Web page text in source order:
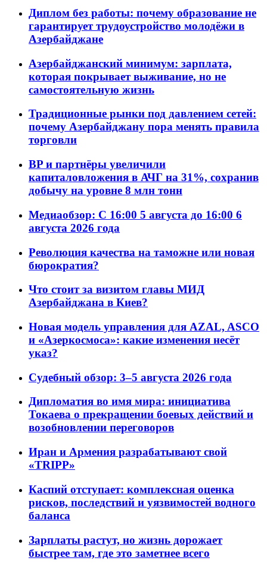
Диплом без работы: почему образование не
гарантирует трудоустройство молодёжи в
Азербайджане
Азербайджанский минимум: зарплата,
которая покрывает выживание, но не
самостоятельную жизнь
Традиционные рынки под давлением сетей:
почему Азербайджану пора менять правила
торговли
BP и партнёры увеличили
капиталовложения в АЧГ на 31%, сохранив
добычу на уровне 8 млн тонн
Медиаобзор: С 16:00 5 августа до 16:00 6
августа 2026 года
Революция качества на таможне или новая
бюрократия?
Что стоит за визитом главы МИД
Азербайджана в Киев?
Новая модель управления для AZAL, ASCO
и «Азеркосмоса»: какие изменения несёт
указ?
Судебный обзор: 3–5 августа 2026 года
Дипломатия во имя мира: инициатива
Токаева о прекращении боевых действий и
возобновлении переговоров
Иран и Армения разрабатывают свой
«TRIPP»
Каспий отступает: комплексная оценка
рисков, последствий и уязвимостей водного
баланса
Зарплаты растут, но жизнь дорожает
быстрее там, где это заметнее всего